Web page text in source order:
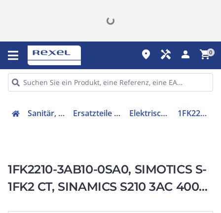
place handyman person shopping_cart0
Sanitär, Heizung, Klima Ersatzteile für Ausstattungen Elektrischer Servomotor 1FK22103AB100SA0
1FK2210-3AB10-0SA0, SIMOTICS S-
1FK2 CT, SINAMICS S210 3AC 400V-